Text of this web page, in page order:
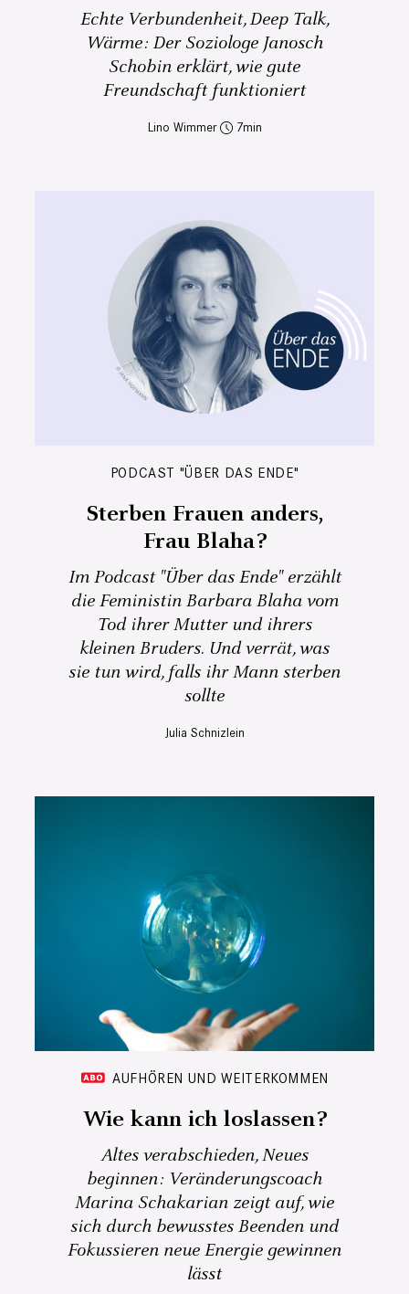
Echte Verbundenheit, Deep Talk,
Wärme: Der Soziologe Janosch
Schobin erklärt, wie gute
Freundschaft funktioniert
Lino Wimmer 7
PODCAST "ÜBER DAS ENDE"
Sterben Frauen anders,
Frau Blaha?
Im Podcast "Über das Ende" erzählt
die Feministin Barbara Blaha vom
Tod ihrer Mutter und ihrers
kleinen Bruders. Und verrät, was
sie tun wird, falls ihr Mann sterben
sollte
Julia Schnizlein
AUFHÖREN UND WEITERKOMMEN
Wie kann ich loslassen?
Altes verabschieden, Neues
beginnen: Veränderungscoach
Marina Schakarian zeigt auf, wie
sich durch bewusstes Beenden und
Fokussieren neue Energie gewinnen
lässt